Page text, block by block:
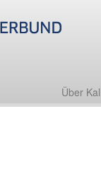
Über